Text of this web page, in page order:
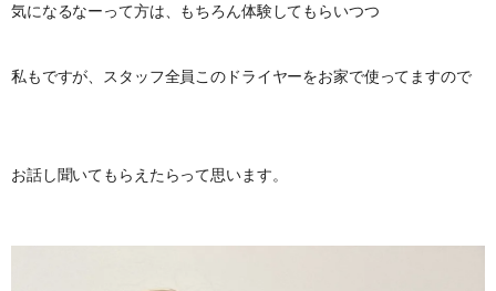
気になるなーって方は、もちろん体験してもらいつつ
私もですが、スタッフ全員このドライヤーをお家で使ってますので
お話し聞いてもらえたらって思います。